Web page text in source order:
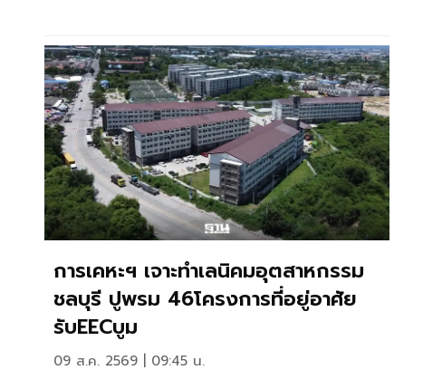
การเคหะฯ เจาะทำเลนิคมอุตสาหกรรม
ชลบุรี ปูพรม 46โครงการที่อยู่อาศัย
รับEECบูม
09 ส.ค. 2569 | 09:45 น.